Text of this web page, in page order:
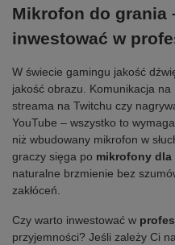
Mikrofon do grania
inwestować w
W świecie gamingu jakość
jakość obrazu. Komunikacja na
streama na Twitchu czy
YouTube – wszystko to
niż wbudowany mikrofon w
graczy sięga po mikrofony dla
naturalne brzmienie bez
zakłóceń.
Czy warto inwestować w
przyjemności? Jeśli zależy Ci